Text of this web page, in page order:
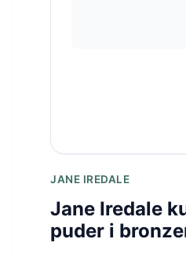
JANE IREDALE
Jane Iredale
puder i